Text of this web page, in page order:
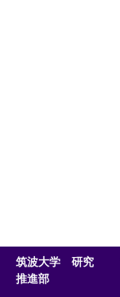
筑波大学 研究
推進部